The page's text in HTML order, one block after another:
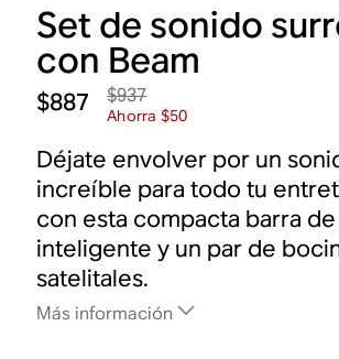
Set de sonido
con Beam
$887 $937
Ahorra $50
Déjate envolver por un
increíble para todo tu
con esta compacta barra
inteligente y un par de
satelitales.
Más información